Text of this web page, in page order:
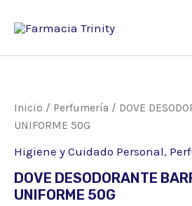
Inicio / Perfumería / DOVE
UNIFORME 50G
Higiene y Cuidado Personal,
DOVE DESODORANTE
UNIFORME 50G